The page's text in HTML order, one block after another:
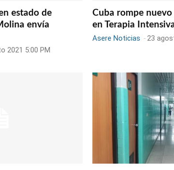
estado de
envía
2021 5:00 PM
Cuba rompe
en Terapia
Asere Noticias -23